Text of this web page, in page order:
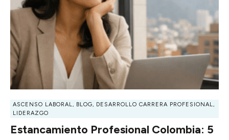
ASCENSO LABORAL, BLOG, DESARROLLO CARRERA PROFESIONAL,
LIDERAZGO
Estancamiento Profesional Colombia: 5